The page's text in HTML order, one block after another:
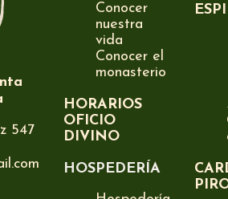
547
Conocer
nuestra
vida
Conocer el
monasterio
HORARIOS
OFICIO
DIVINO
HOSPEDERÍA